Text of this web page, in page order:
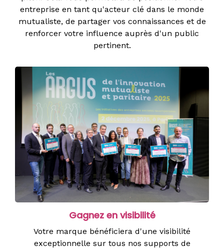
entreprise en tant qu'acteur clé dans le monde
mutualiste, de partager vos connaissances et de
renforcer votre influence auprès d'un public
pertinent.
Gagnez en visibilité
Votre marque bénéficiera d'une visibilité
exceptionnelle sur tous nos supports de